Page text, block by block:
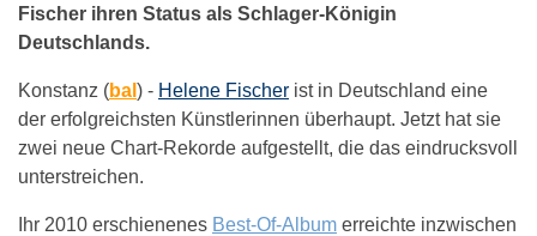
Fischer ihren Status als Schlager-Königin
Deutschlands.
Konstanz (bal ) - Helene Fischer ist in Deutschland eine
der erfolgreichsten Künstlerinnen überhaupt. Jetzt hat sie
zwei neue Chart-Rekorde aufgestellt, die das eindrucksvoll
unterstreichen.
Ihr 2010 erschienenes Best-Of-Album erreichte inzwischen